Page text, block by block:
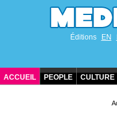
Éditions EN
ACCUEIL PEOPLE CULTURE